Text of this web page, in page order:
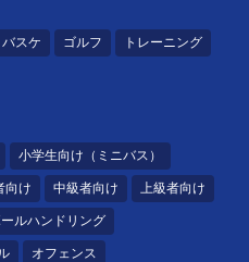
バスケ ゴルフ トレーニング
小学生向け（ミニバス）
向け 中級者向け 上級者向け
ルハンドリング
オフェンス